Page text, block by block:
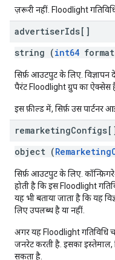
ज़रूरी नहीं. Floodlight
advertiserIds[]
string (int64
सिर्फ़ आउटपुट के लिए.
पैरंट Floodlight ग्रुप का ऐक्सेस
इस फ़ील्ड में, सिर्फ़ उस पार्टनर
remarketing
object (
सिर्फ़ आउटपुट के लिए.
होती है कि इस Floodlight
यह भी बताया जाता है कि यह
लिए उपलब्ध है या नहीं.
अगर यह Floodlight गतिविधि
जनरेट करती है. इसका इस्तेमाल,
सकता है.